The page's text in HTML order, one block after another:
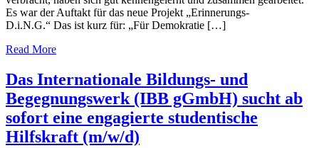
Es war der Auftakt für das neue Projekt „Erinnerungs-
D.i.N.G.“ Das ist kurz für: „Für Demokratie […]
Read More
Das Internationale Bildungs- und
Begegnungswerk (IBB gGmbH) sucht ab
sofort eine engagierte studentische
Hilfskraft (m/w/d)